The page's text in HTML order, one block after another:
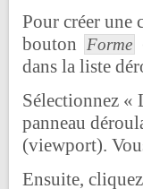
Pour créer une
bouton Forme
dans la liste
Sélectionnez «
panneau
(viewport).
Ensuite,